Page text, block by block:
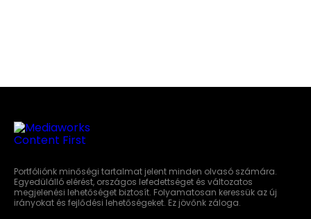
Portfóliónk minőségi tartalmat jelent minden olvasó számára.
Egyedülálló elérést, országos lefedettséget és változatos
megjelenési lehetőséget biztosít. Folyamatosan keressük az új
irányokat és fejlődési lehetőségeket. Ez jövőnk záloga.